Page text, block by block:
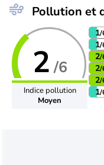
Pollution et
2 /6
Indice pollution
Moyen
1/
1/
2/
2/
2/
1/